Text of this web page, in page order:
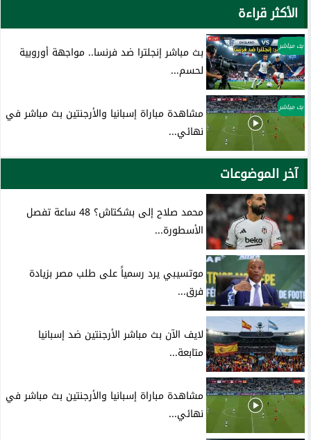
الأكثر قراءة
بث مباشر
بث مباشر إنجلترا ضد فرنسا.. مواجهة أوروبية
لحسم...
بث مباشر
مشاهدة مباراة إسبانيا والأرجنتين بث مباشر في
نهائي...
آخر الموضوعات
محمد صلاح إلى بشكتاش؟ 48 ساعة تفصل
الأسطورة...
موتسيبي يرد رسمياً على طلب مصر بزيادة
فرق...
لايف الآن بث مباشر الأرجنتين ضد إسبانيا
متابعة...
مشاهدة مباراة إسبانيا والأرجنتين بث مباشر في
نهائي...